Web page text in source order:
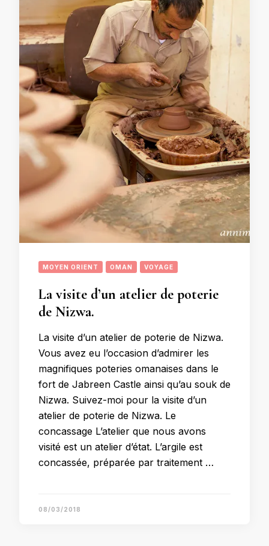
MOYEN ORIENT OMAN VOYAGE
La visite d’un atelier de poterie
de Nizwa.
La visite d’un atelier de poterie de Nizwa.
Vous avez eu l’occasion d’admirer les
magnifiques poteries omanaises dans le
fort de Jabreen Castle ainsi qu’au souk de
Nizwa. Suivez-moi pour la visite d’un
atelier de poterie de Nizwa. Le
concassage L’atelier que nous avons
visité est un atelier d’état. L’argile est
concassée, préparée par traitement …
08/03/2018